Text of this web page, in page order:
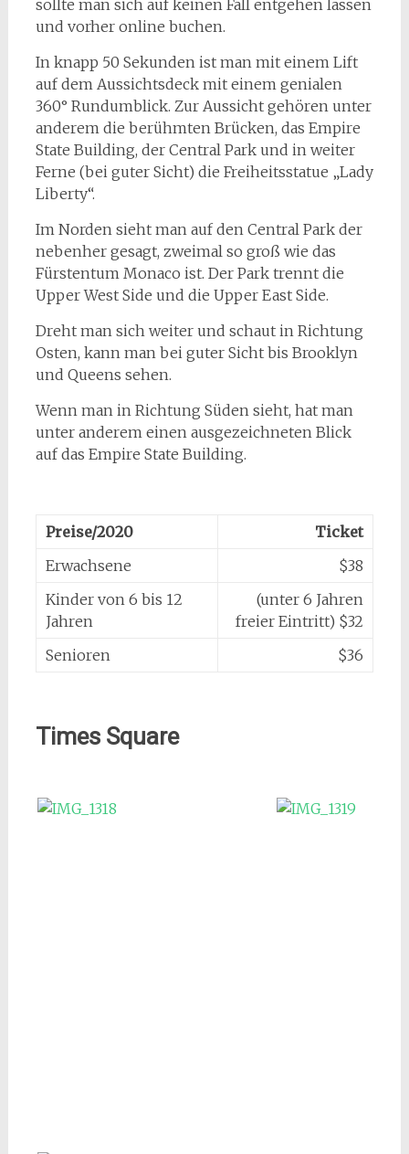
sollte man sich auf keinen Fall entgehen lassen
und vorher online buchen.
In knapp 50 Sekunden ist man mit einem Lift
auf dem Aussichtsdeck mit einem genialen
360° Rundumblick. Zur Aussicht gehören unter
anderem die berühmten Brücken, das Empire
State Building, der Central Park und in weiter
Ferne (bei guter Sicht) die Freiheitsstatue „Lady
Liberty“.
Im Norden sieht man auf den Central Park der
nebenher gesagt, zweimal so groß wie das
Fürstentum Monaco ist. Der Park trennt die
Upper West Side und die Upper East Side.
Dreht man sich weiter und schaut in Richtung
Osten, kann man bei guter Sicht bis Brooklyn
und Queens sehen.
Wenn man in Richtung Süden sieht, hat man
unter anderem einen ausgezeichneten Blick
auf das Empire State Building.
Preise/2020
Ticket
Erwachsene
$38
Kinder von 6 bis 12
Jahren
(unter 6 Jahren
freier Eintritt) $32
Senioren
$36
Times Square